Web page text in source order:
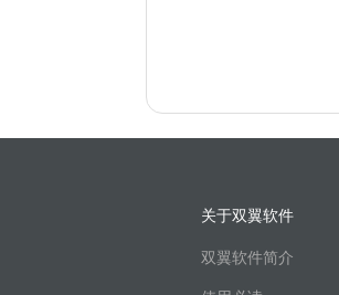
关于双翼软件
双翼软件简介